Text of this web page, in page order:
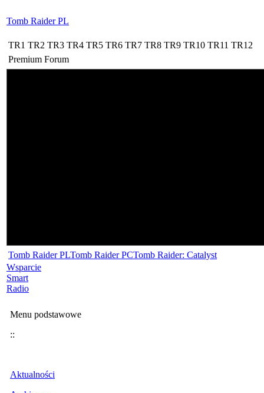
Tomb Raider PL
TR1 TR2 TR3 TR4 TR5 TR6 TR7 TR8 TR9 TR10 TR11 TR12
Premium Forum
Tomb Raider PLTomb Raider PCTomb Raider: Catalyst
Wsparcie
Smart
Radio
Menu podstawowe
::
Aktualności